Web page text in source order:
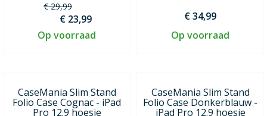
€ 29,99
€ 23,99
Op voorraad
€ 34,99
Op voorraad
CaseMania Slim Stand
Folio Case Cognac - iPad
Pro 12.9 hoesje
CaseMania Slim Stand
Folio Case Donkerblauw -
iPad Pro 12.9 hoesje